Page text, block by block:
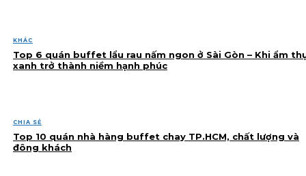
KHÁC
Top 6 quán buffet lẩu rau nấm ngon ở Sài Gòn – Khi ẩm
xanh trở thành niềm hạnh phúc
CHIA SẺ
Top 10 quán nhà hàng buffet chay TP.HCM, chất lượng và
đông khách